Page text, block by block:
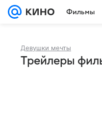
Фильмы
Девушки мечты
Трейлеры